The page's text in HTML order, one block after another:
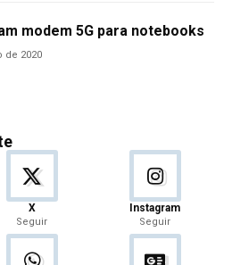
modem 5G para notebooks
de 2020
X
Seguir
Instagram
Seguir